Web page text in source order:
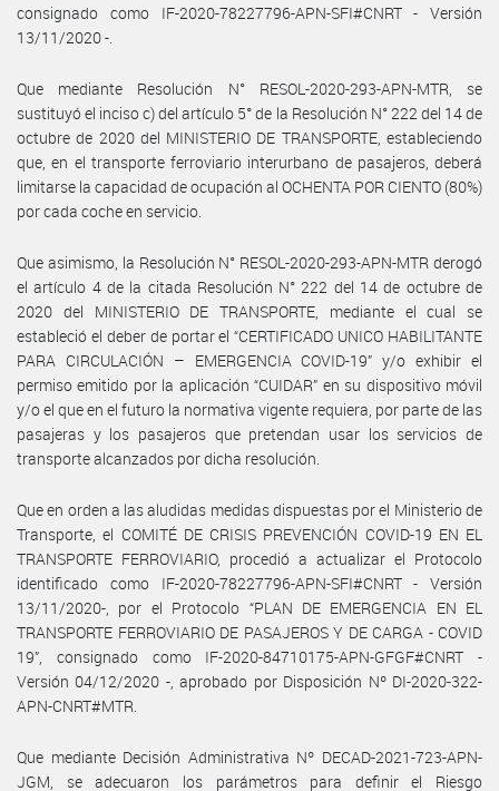
consignado como IF-2020-78227796-APN-SFI#CNRT - Versión
13/11/2020 -.
Que mediante Resolución N° RESOL-2020-293-APN-MTR, se
sustituyó el inciso c) del artículo 5° de la Resolución N° 222 del 14 de
octubre de 2020 del MINISTERIO DE TRANSPORTE, estableciendo
que, en el transporte ferroviario interurbano de pasajeros, deberá
limitarse la capacidad de ocupación al OCHENTA POR CIENTO (80%)
por cada coche en servicio.
Que asimismo, la Resolución N° RESOL-2020-293-APN-MTR derogó
el artículo 4 de la citada Resolución N° 222 del 14 de octubre de
2020 del MINISTERIO DE TRANSPORTE, mediante el cual se
estableció el deber de portar el “CERTIFICADO UNICO HABILITANTE
PARA CIRCULACIÓN – EMERGENCIA COVID-19” y/o exhibir el
permiso emitido por la aplicación “CUIDAR” en su dispositivo móvil
y/o el que en el futuro la normativa vigente requiera, por parte de las
pasajeras y los pasajeros que pretendan usar los servicios de
transporte alcanzados por dicha resolución.
Que en orden a las aludidas medidas dispuestas por el Ministerio de
Transporte, el COMITÉ DE CRISIS PREVENCIÓN COVID-19 EN EL
TRANSPORTE FERROVIARIO, procedió a actualizar el Protocolo
identificado como IF-2020-78227796-APN-SFI#CNRT - Versión
13/11/2020-, por el Protocolo “PLAN DE EMERGENCIA EN EL
TRANSPORTE FERROVIARIO DE PASAJEROS Y DE CARGA - COVID
19”, consignado como IF-2020-84710175-APN-GFGF#CNRT -
Versión 04/12/2020 -, aprobado por Disposición Nº DI-2020-322-
APN-CNRT#MTR.
Que mediante Decisión Administrativa Nº DECAD-2021-723-APN-
JGM, se adecuaron los parámetros para definir el Riesgo